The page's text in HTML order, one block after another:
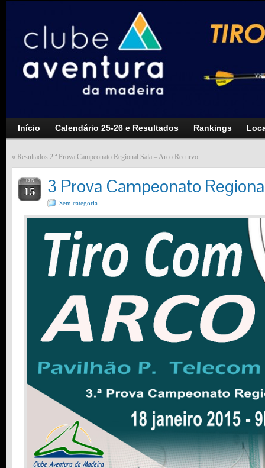
Início Calendário 25-26 e Resultados Rankings
« Resultados 2.ª Prova Campeonato Regional Sala – Arco Recurvo
JAN
15 3 Prova Campeonato
Sem categoria